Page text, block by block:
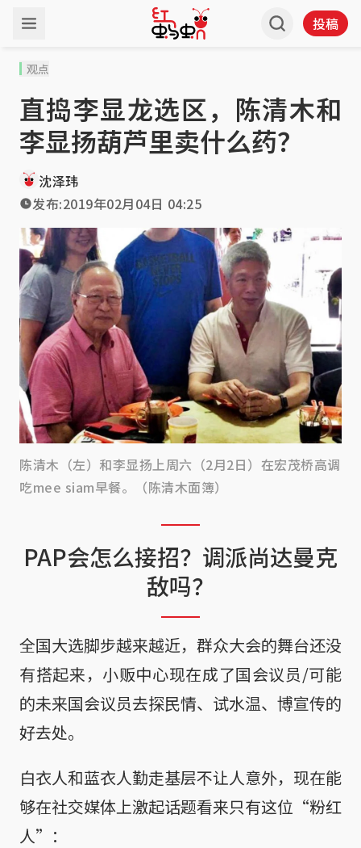
投稿
观点
直捣李显龙选区，陈清木和
李显扬葫芦里卖什么药？
沈泽玮
发布:2019年02月04日 04:25
陈清木（左）和李显扬上周六（2月2日）在宏茂桥高调
吃mee siam早餐。（陈清木面簿）
PAP会怎么接招？调派尚达曼克
敌吗？
全国大选脚步越来越近，群众大会的舞台还没
有搭起来，小贩中心现在成了国会议员/可能
的未来国会议员去探民情、试水温、博宣传的
好去处。
白衣人和蓝衣人勤走基层不让人意外，现在能
够在社交媒体上激起话题看来只有这位“粉红
人”：